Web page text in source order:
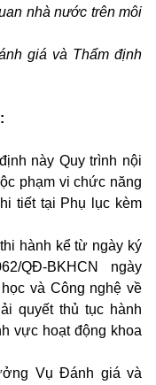
nhà nước trên môi
giá và Thẩm định
này Quy trình nội
phạm vi chức năng
tiết tại Phụ lục kèm
hành kể từ ngày ký
QĐ-BKHCN ngày
và Công nghệ về
quyết thủ tục hành
vực hoạt động khoa
Vụ Đánh giá và